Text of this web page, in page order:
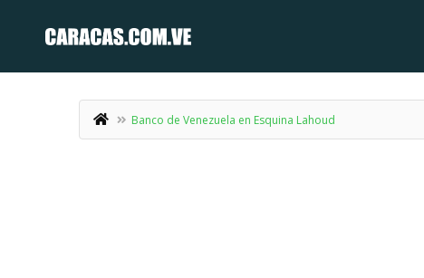
Banco de Venezuela en Esquina Lahoud